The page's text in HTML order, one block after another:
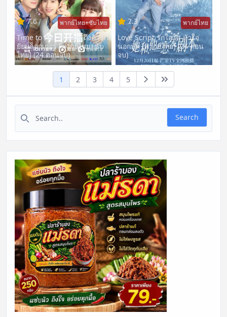
7.6 พากย์ไทย+ซับไทย
Time to Fall in Love ถึงคิวรัก
ยัยบล็อกเกอร์ [พากย์ไทย+ซับ
ไทย] (24 ตอนจบ)
7.3 พากย์ไทย
Love Script รักใสใส หัวใจ
นอกบท [พากย์ไทย] (24 ตอน
จบ)
1 2 3 4 5
Search